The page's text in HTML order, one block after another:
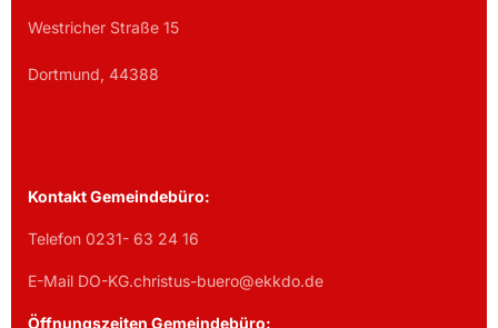
Westricher Straße 15
Dortmund, 44388
Kontakt Gemeindebüro:
Telefon 0231- 63 24 16
E-Mail DO-KG.christus-buero@ekkdo.de
Öffnungszeiten Gemeindebüro: